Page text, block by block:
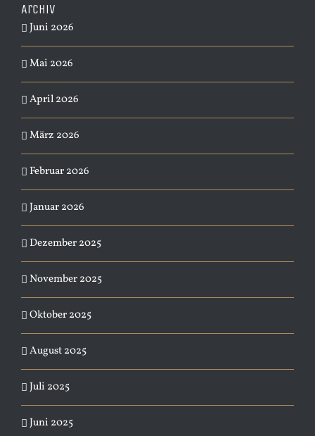
Archiv
Juni 2026
Mai 2026
April 2026
März 2026
Februar 2026
Januar 2026
Dezember 2025
November 2025
Oktober 2025
August 2025
Juli 2025
Juni 2025